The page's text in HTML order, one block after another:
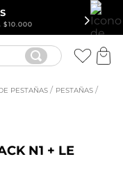
$10.000
PESTAÑAS
PESTAÑAS
N1 + LE